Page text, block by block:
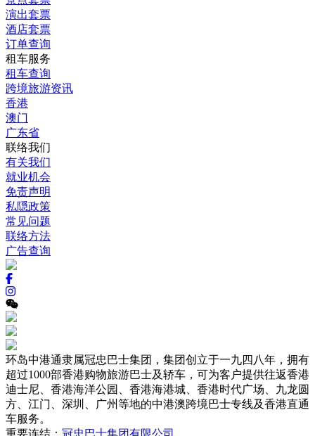
演出套票
酒店套票
订单查询
租车服务
租车查询
跨境旅游资讯
香港
澳门
广东省
联络我们
有关我们
就业机会
免责声明
私隠政策
常见问题
联络方法
广告查询
环岛中港通隶属冠忠巴士集团，集团创立于一九四八年，拥有
超过1000部香港购物旅游巴士及轿车，可为客户提供往返香港
迪士尼、香港海洋公园、香港海港城、香港时代广场、九龙圆
方、江门、深圳、广州等地的中港澳跨境巴士专线及香港直通
车服务。
重要连结： 冠忠巴士集团有限公司